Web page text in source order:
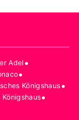
Adel•
•
Königshaus•
•